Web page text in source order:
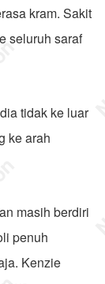
kram. Sakit
seluruh saraf
tidak ke luar
ke arah
masih berdiri
penuh
Kenzie